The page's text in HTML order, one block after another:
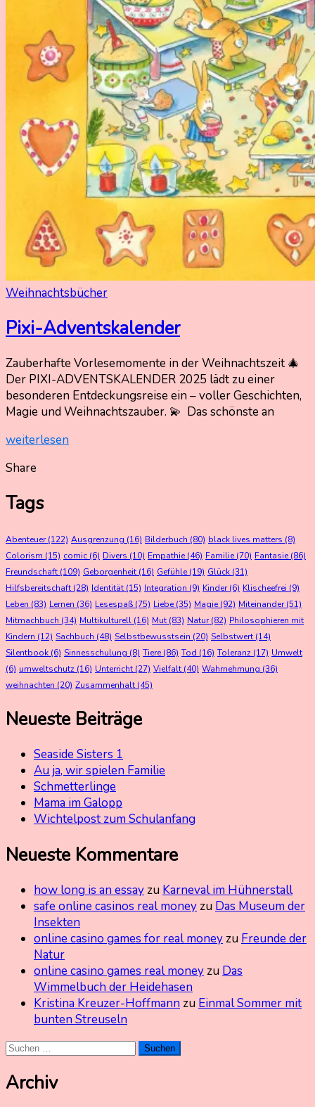
Weihnachtsbücher
Pixi-Adventskalender
4.
November
20254.
November
Nadine
Kammer
Zauberhafte Vorlesemomente in der Weihnachtszeit 🎄
Der PIXI-ADVENTSKALENDER 2025 lädt zu einer
besonderen Entdeckungsreise ein – voller Geschichten,
Magie und Weihnachtszauber. 💫 Das schönste an
weiterlesen
Share
Tags
Abenteuer(122) Ausgrenzung (16) Bilderbuch (80) black lives matters (8)
Colorism (15) comic (6) Divers (10) Empathie(46) Familie(70) Fantasie(86)
Freundschaft (109) Geborgenheit (16) Gefühle(19) Glück (31)
Hilfsbereitschaft (28) Identität (15) Integration (9) Kinder(6) Klischeefrei (9)
Leben (83) Lernen (36) Lesespaß (75) Liebe(35) Magie(92) Miteinander(51)
Mitmachbuch (34) Multikulturell (16) Mut (83) Natur(82) Philosophieren mit
Kindern (12) Sachbuch (48) Selbstbewusstsein (20) Selbstwert (14)
Silentbook (6) Sinnesschulung (8) Tiere(86) Tod (16) Toleranz (17) Umwelt
(6) umweltschutz (16) Unterricht (27) Vielfalt (40) Wahrnehmung (36)
weihnachten (20) Zusammenhalt (45)
Neueste Beiträge
Seaside Sisters 1
Au ja, wir spielen Familie
Schmetterlinge
Mama im Galopp
Wichtelpost zum Schulanfang
Neueste Kommentare
how long is an essayzu Karneval im Hühnerstall
safe online casinos real moneyzu Das Museum der
Insekten
online casino games for real moneyzu Freunde der
Natur
online casino games real moneyzu Das
Wimmelbuch der Heidehasen
Kristina Kreuzer-Hoffmannzu Einmal Sommer mit
bunten Streuseln
Suchen
Archiv